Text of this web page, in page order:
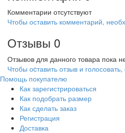
Комментарии отсутствуют
Чтобы оставить комментарий,
Отзывы 0
Отзывов для данного товара пока
Чтобы оcтавить отзыв и
Помощь покупателю
Как зарегистрироваться
Как подобрать размер
Как сделать заказ
Регистрация
Доставка